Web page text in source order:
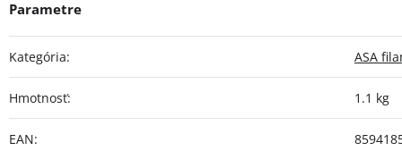
Kategória: ASA
Hmotnosť: 1.1 kg
EAN: